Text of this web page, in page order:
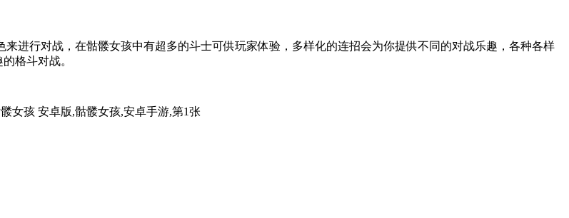
进行对战，在骷髅女孩中有超多的斗士可供玩家体验，多样化的连招会为你提供不同的对战乐趣，各种各样
格斗对战。